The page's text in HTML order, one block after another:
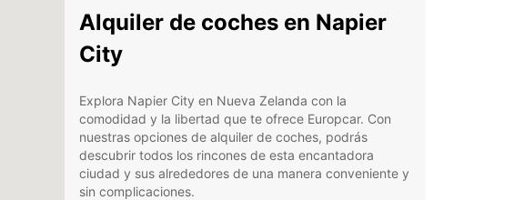
Alquiler de coches en Napier
City
Explora Napier City en Nueva Zelanda con la
comodidad y la libertad que te ofrece Europcar. Con
nuestras opciones de alquiler de coches, podrás
descubrir todos los rincones de esta encantadora
ciudad y sus alrededores de una manera conveniente y
sin complicaciones.